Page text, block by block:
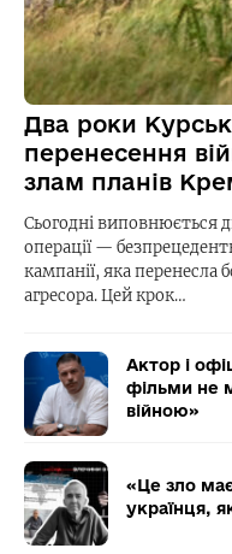
Два роки
перенесення
злам планів
Сьогодні виповнюється
операції —
кампанії, яка перенесла
агресора. Цей крок…
Актор і
фільми не
війною»
«Це зло
українця,